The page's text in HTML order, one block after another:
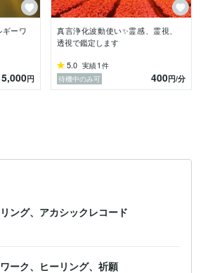
ーワ
5,000円
真言浄化波動使い✨霊感、霊視、
透視で鑑定します
5.0 実績1 件
待機中のみ可
400円/分
ング、アカシックレコード
ーク、ヒーリング、祈願